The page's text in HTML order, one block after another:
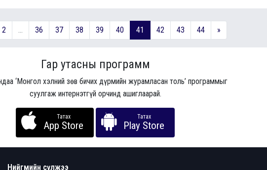
2 ... 36 37 38 39 40 41 42 43 44 »
Гар утасны программ
‘Монгол хэлний зөв бичих дүрмийн журамласан толь’ программыг
суулгаж интернэтгүй орчинд ашиглаарай.
Татах
App Store
Татах
Play Store
Нийгмийн сүлжээ